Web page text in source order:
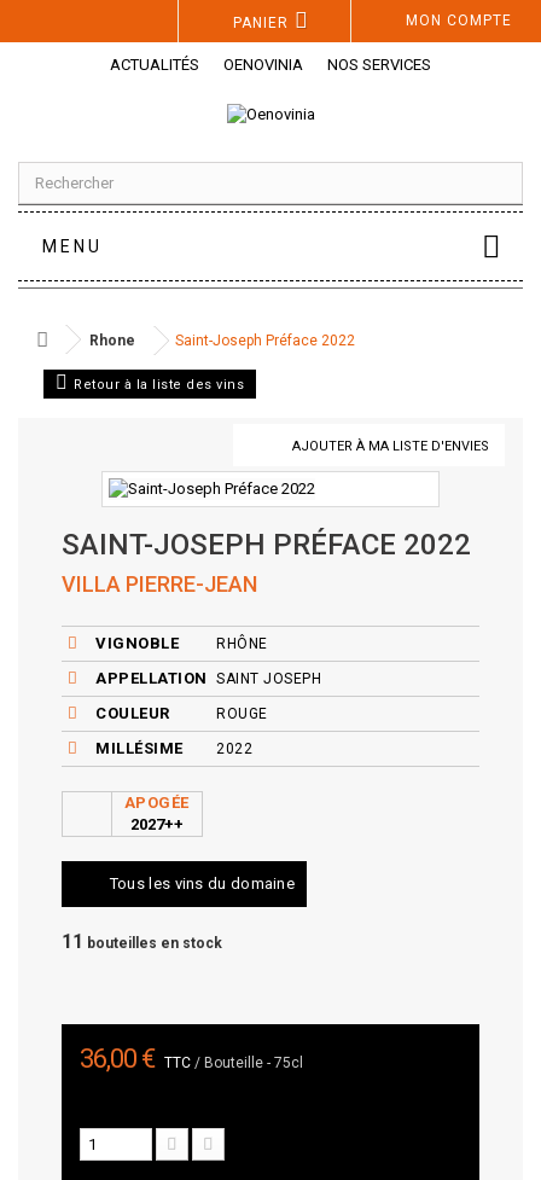
MON COMPTE
PANIER
ACTUALITÉS OENOVINIA NOS SERVICES
MENU
Rhone Saint-Joseph Préface 2022
AJOUTER À MA LISTE D'ENVIES
Retour à la liste des vins
SAINT-JOSEPH PRÉFACE 2022
VILLA PIERRE-JEAN
VIGNOBLE RHÔNE
APPELLATION SAINT JOSEPH
COULEUR ROUGE
MILLÉSIME 2022
APOGÉE
2027++
Tous les vins du domaine
11 bouteilles en stock
36,00 € TTC/ Bouteille - 75cl